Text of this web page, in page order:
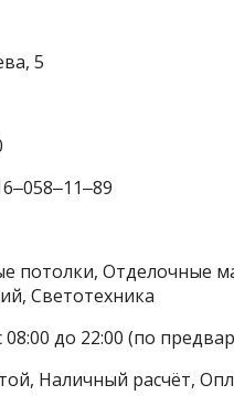
5
потолки, Отделочные
Светотехника
до 22:00 (по
Наличный расчёт,